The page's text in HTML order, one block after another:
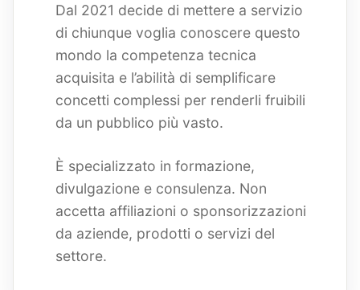
Dal 2021 decide di mettere a servizio
di chiunque voglia conoscere questo
mondo la competenza tecnica
acquisita e l’abilità di semplificare
concetti complessi per renderli fruibili
da un pubblico più vasto.
È specializzato in formazione,
divulgazione e consulenza. Non
accetta affiliazioni o sponsorizzazioni
da aziende, prodotti o servizi del
settore.